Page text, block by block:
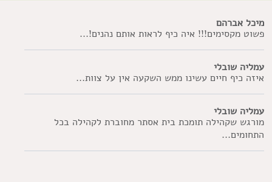
מיכל אברהם
פשוט מקסימים!!! איה כיף לראות אותם נהנים!...
עמליה שובלי
איזה כיף חיים עשינו ממש השקעה אין על צוות...
עמליה שובלי
מורגש שקהילה תומכת בית אסתר מחוברת לקהילה בכל
התחומים...